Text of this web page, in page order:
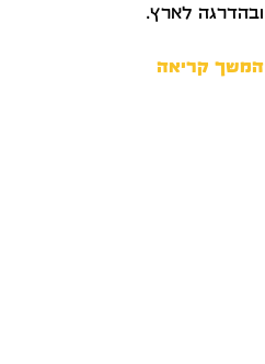
ובהדרגה לארץ.
המשך קריאה